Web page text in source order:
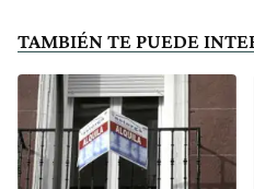
TAMBIÉN TE PUEDE